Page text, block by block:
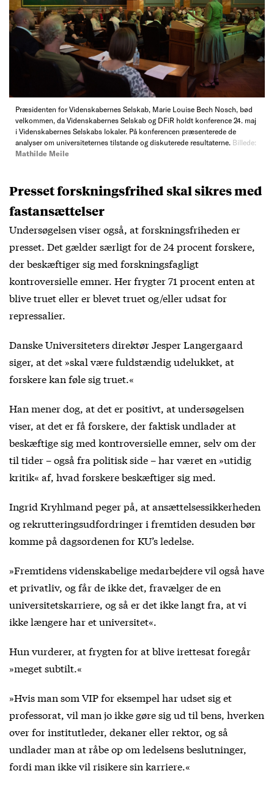
Præsidenten for Videnskabernes Selskab, Marie Louise Bech Nosch, bød
velkommen, da Videnskabernes Selskab og DFiR holdt konference 24. maj
i Videnskabernes Selskabs lokaler. På konferencen præsenterede de
analyser om universiteternes tilstande og diskuterede resultaterne. Billede:
Mathilde Meile
Presset forskningsfrihed skal sikres med
fastansættelser
Undersøgelsen viser også, at forskningsfriheden er
presset. Det gælder særligt for de 24 procent forskere,
der beskæftiger sig med forskningsfagligt
kontroversielle emner. Her frygter 71 procent enten at
blive truet eller er blevet truet og/eller udsat for
repressalier.
Danske Universiteters direktør Jesper Langergaard
siger, at det »skal være fuldstændig udelukket, at
forskere kan føle sig truet.«
Han mener dog, at det er positivt, at undersøgelsen
viser, at det er få forskere, der faktisk undlader at
beskæftige sig med kontroversielle emner, selv om der
til tider – også fra politisk side – har været en »utidig
kritik« af, hvad forskere beskæftiger sig med.
Ingrid Kryhlmand peger på, at ansættelsessikkerheden
og rekrutteringsudfordringer i fremtiden desuden bør
komme på dagsordenen for KU’s ledelse.
»Fremtidens videnskabelige medarbejdere vil også have
et privatliv, og får de ikke det, fravælger de en
universitetskarriere, og så er det ikke langt fra, at vi
ikke længere har et universitet«.
Hun vurderer, at frygten for at blive irettesat foregår
»meget subtilt.«
»Hvis man som VIP for eksempel har udset sig et
professorat, vil man jo ikke gøre sig ud til bens, hverken
over for institutleder, dekaner eller rektor, og så
undlader man at råbe op om ledelsens beslutninger,
fordi man ikke vil risikere sin karriere.«